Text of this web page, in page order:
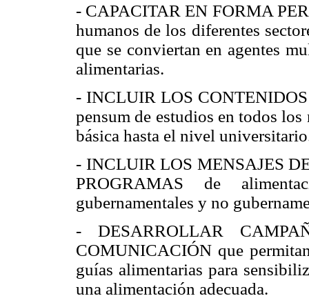
- CAPACITAR EN FORMA
humanos de los diferentes
que se conviertan en agentes
alimentarias.
- INCLUIR LOS
pensum de estudios en todos
básica hasta el nivel
- INCLUIR LOS MENSAJES
PROGRAMAS de
gubernamentales y no
- DESARROLLAR
COMUNICACIÓN que
guías alimentarias para
una alimentación adecuada.